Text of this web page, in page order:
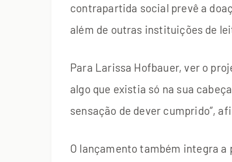
contrapartida social prevê a
além de outras instituições de
Para Larissa Hofbauer, ver o
algo que existia só na sua
sensação de dever cumprido”,
O lançamento também integra a